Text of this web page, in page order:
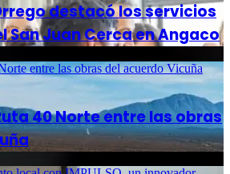
destacó los servicios
San Juan Cerca en Angaco
entre las obras del acuerdo Vicuña
40 Norte entre las obras